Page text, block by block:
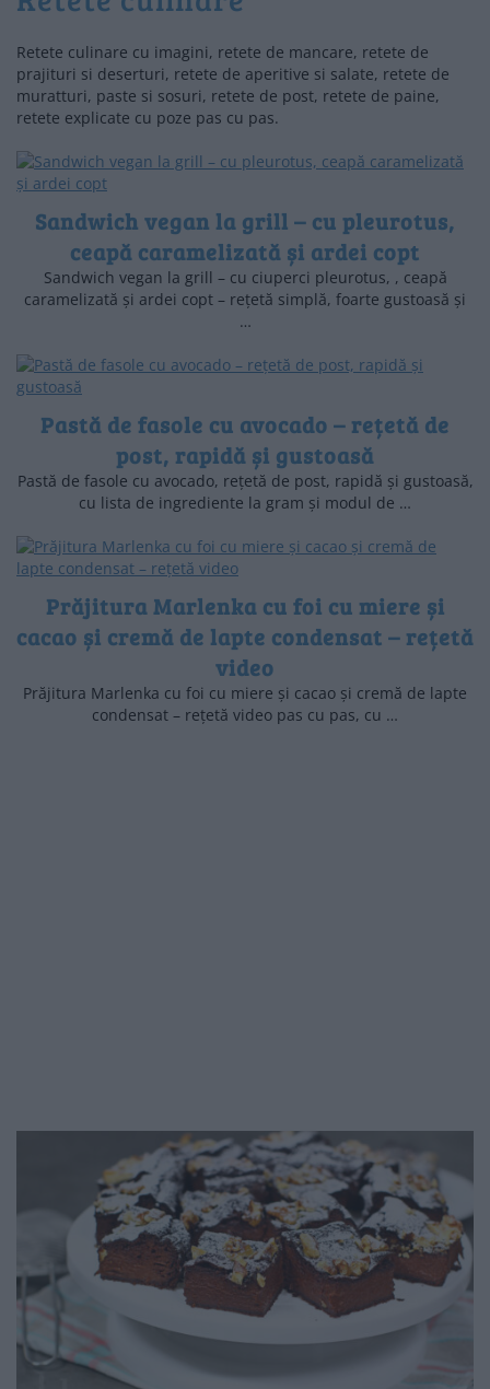
Retete culinare cu imagini, retete de mancare, retete de
prajituri si deserturi, retete de aperitive si salate, retete de
muratturi, paste si sosuri, retete de post, retete de paine,
retete explicate cu poze pas cu pas.
Sandwich vegan la grill – cu pleurotus,
ceapă caramelizată și ardei copt
Sandwich vegan la grill – cu ciuperci pleurotus, , ceapă
caramelizată și ardei copt – rețetă simplă, foarte gustoasă și
…
Pastă de fasole cu avocado – rețetă de
post, rapidă și gustoasă
Pastă de fasole cu avocado, rețetă de post, rapidă și gustoasă,
cu lista de ingrediente la gram și modul de …
Prăjitura Marlenka cu foi cu miere și
cacao și cremă de lapte condensat – rețetă
video
Prăjitura Marlenka cu foi cu miere și cacao și cremă de lapte
condensat – rețetă video pas cu pas, cu …